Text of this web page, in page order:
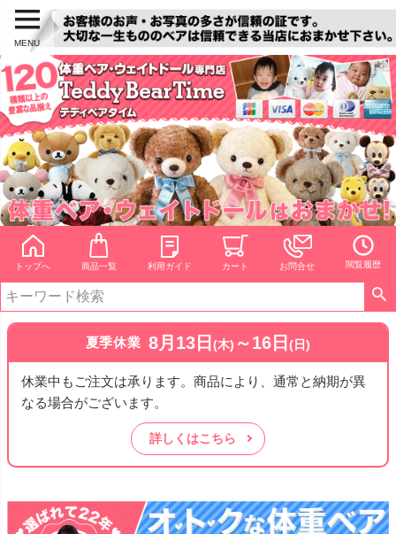
MENU
トップへ 商品一覧 利用ガイド カート お問合せ 閲覧履歴
夏季休業 8月13日(木) ～16日(日)
休業中もご注文は承ります。商品により、通常と納期が異
なる場合がございます。
詳しくはこちら